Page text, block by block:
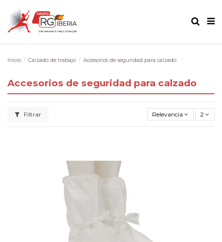
Inicio Calzado de trabajo Accesorios de seguridad para calzado
Accesorios de seguridad para calzado
Filtrar Relevancia 2